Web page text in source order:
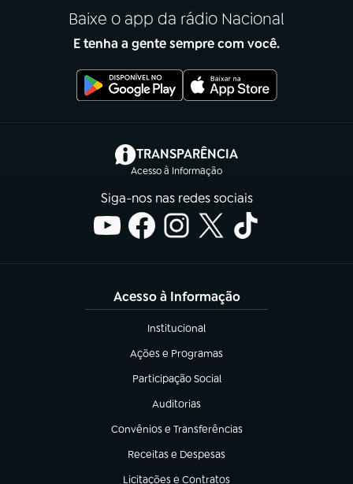
Baixe o app da rádio Nacional
E tenha a gente sempre com você.
TRANSPARÊNCIA
Acesso à Informação
(abre em nova aba)
Siga-nos nas redes sociais
Acesso à Informação
Institucional
(abre em nova aba)
Ações e Programas
(abre em nova aba)
Participação Social
(abre em nova aba)
Auditorias
(abre em nova aba)
Convênios e Transferências
(abre em nova aba)
Receitas e Despesas
(abre em nova aba)
Licitações e Contratos